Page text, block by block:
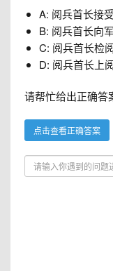
A: 阅兵首长接
B: 阅兵首长向
C: 阅兵首长检
D: 阅兵首长上
请帮忙给出正确答
点击查看正确答案